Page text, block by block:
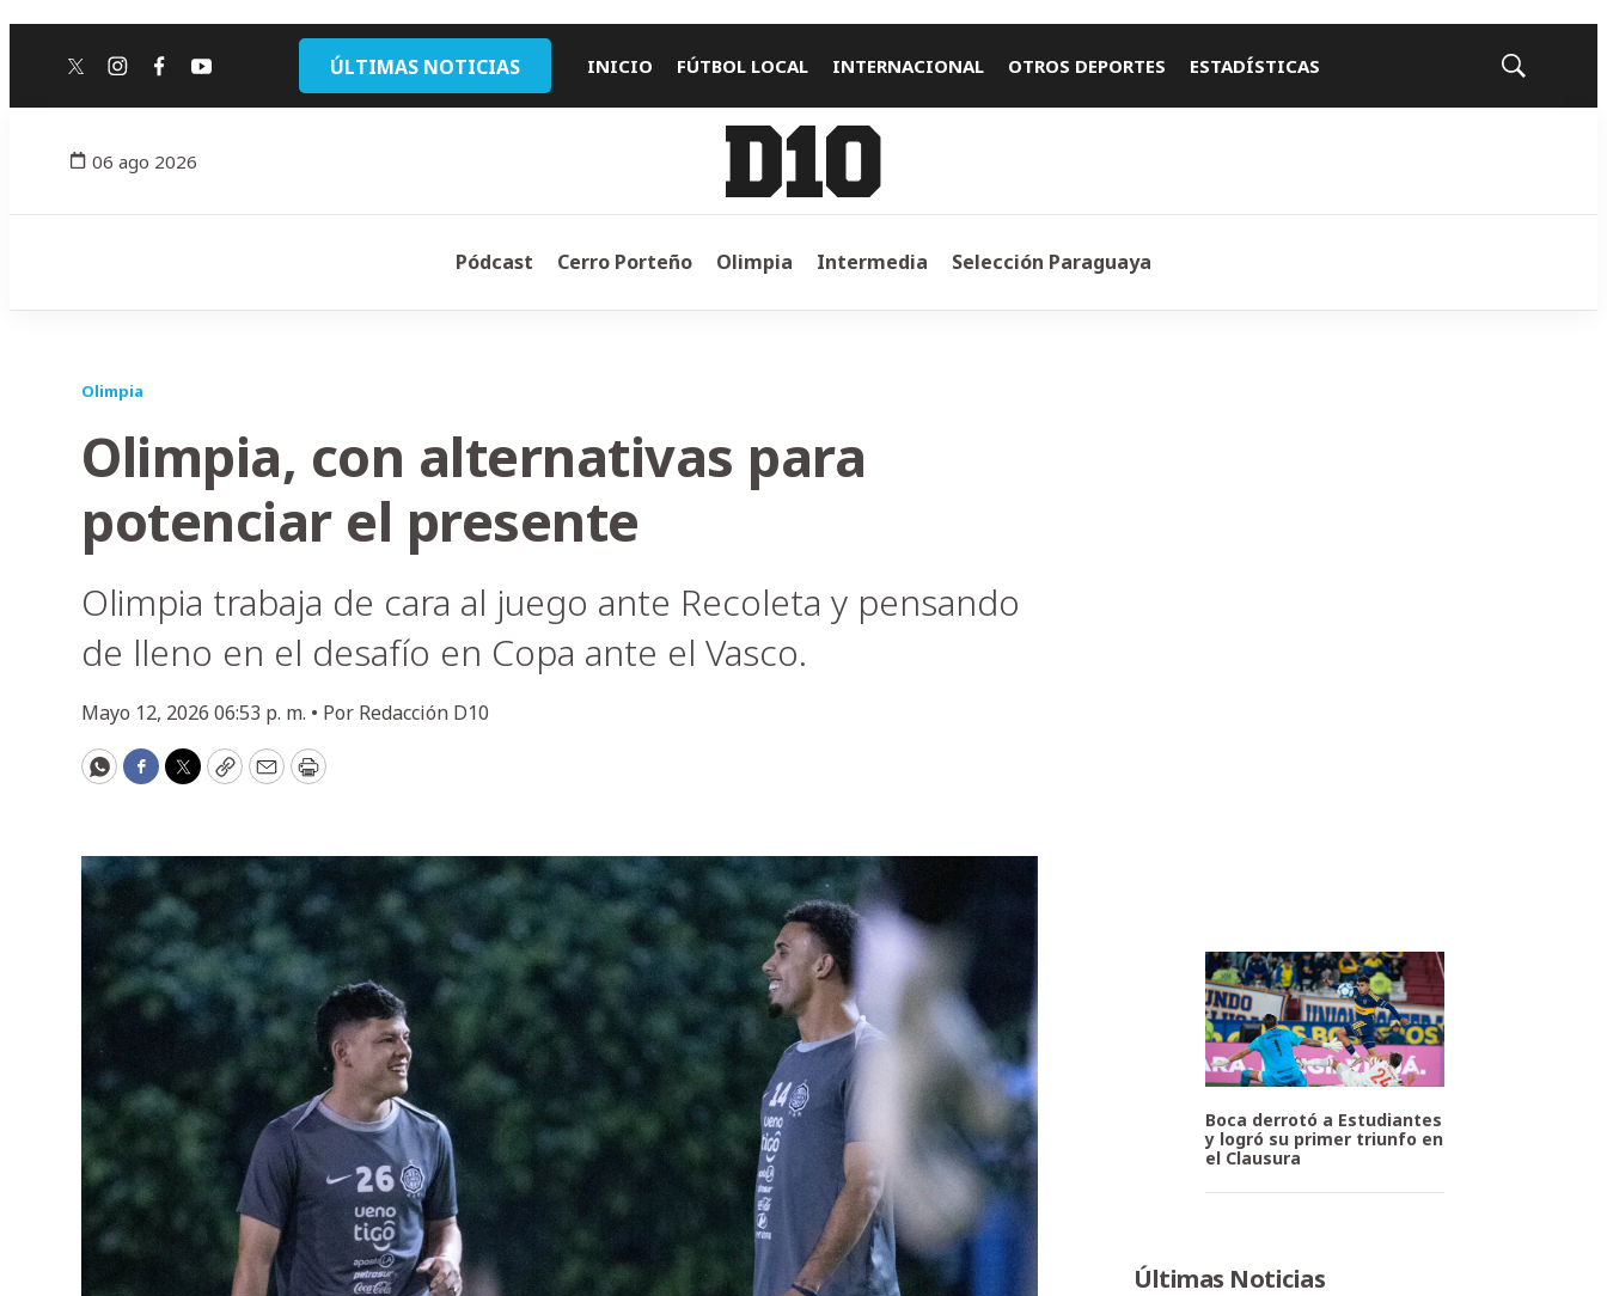
twitterinstagram
facebook
youtube ÚLTIMAS NOTICIAS INICIO FÚTBOL LOCAL INTERNACIONAL OTROS DEPORTES ESTADÍSTICAS
Mostrar
06 ago 2026
Pódcast Cerro Porteño Olimpia Intermedia Selección Paraguaya
Olimpia
Olimpia, con alternativas para
potenciar el presente
Olimpia trabaja de cara al juego ante Recoleta y pensando
de lleno en el desafío en Copa ante el Vasco.
Mayo 12, 2026 06:53 p. m. • Por Redacción D10
WhatsApp
Facebook
Twitter
CopyEmailPrint
Boca derrotó a Estudiantes
y logró su primer triunfo en
el Clausura
Últimas Noticias